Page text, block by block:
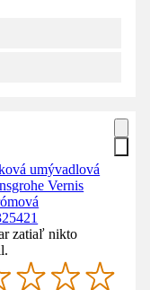
umývadlová
Vernis
zatiaľ nikto